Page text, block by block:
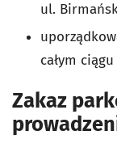
ul.
całym
Zakaz